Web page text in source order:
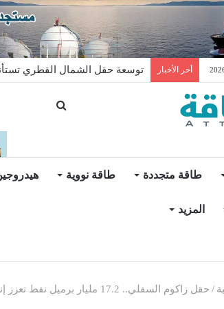
أخر الأخبار توسعة حقل الشمال القطري
طاقة متجددة طاقة نووية
المزيد
/ حقل زاكوم السفلي.. 17.2 مليار برميل نفط تعزز إنتاج الإمارات